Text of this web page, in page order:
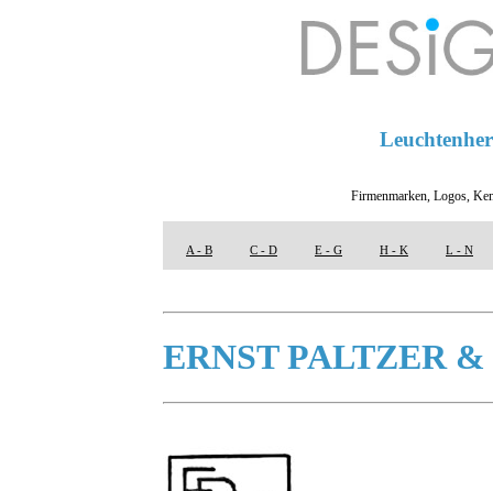
Firmenmarken, Logos,
A - B C - D E - G H - K L - N
ERNST PALTZER &